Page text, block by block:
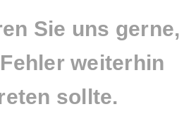
Sie uns gerne,
weiterhin
sollte.